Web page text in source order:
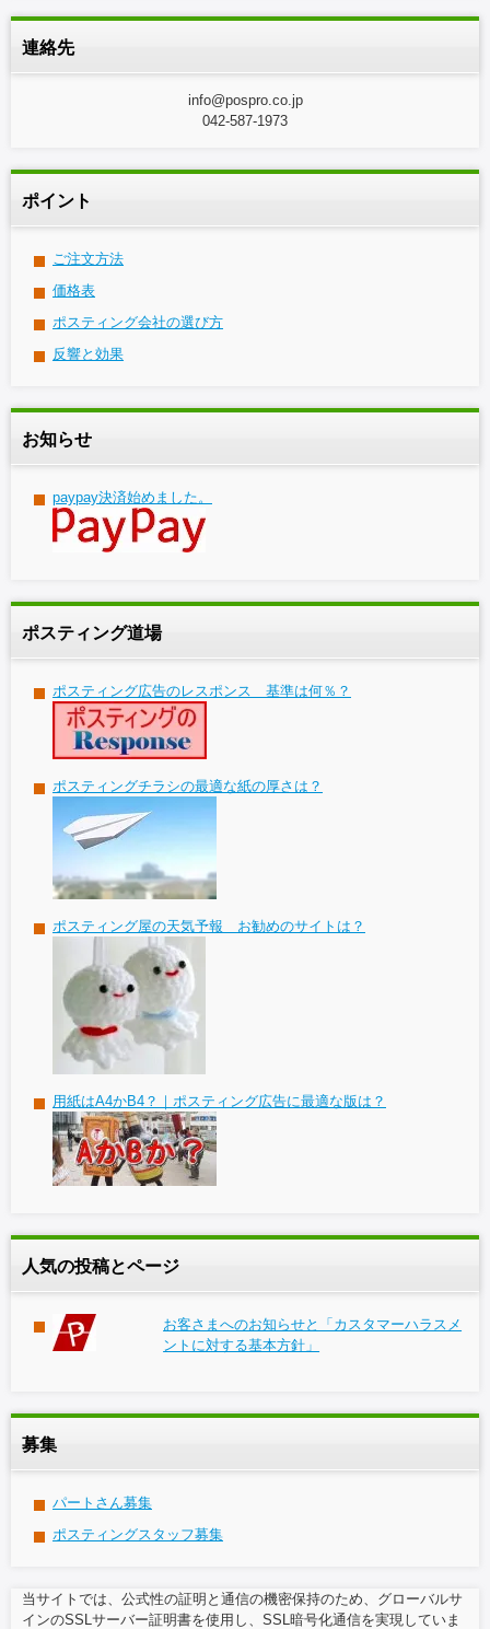
連絡先
info@pospro.co.jp
042-587-1973
ポイント
ご注文方法
価格表
ポスティング会社の選び方
反響と効果
お知らせ
paypay決済始めました。
ポスティング道場
ポスティング広告のレスポンス 基準は何％？
ポスティングチラシの最適な紙の厚さは？
ポスティング屋の天気予報 お勧めのサイトは？
用紙はA4かB4？｜ポスティング広告に最適な版は？
人気の投稿とページ
お客さまへのお知らせと「カスタマーハラスメ
ントに対する基本方針」
募集
パートさん募集
ポスティングスタッフ募集
当サイトでは、公式性の証明と通信の機密保持のため、グローバルサ
インのSSLサーバー証明書を使用し、SSL暗号化通信を実現していま